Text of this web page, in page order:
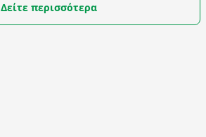
Δείτε περισσότερα